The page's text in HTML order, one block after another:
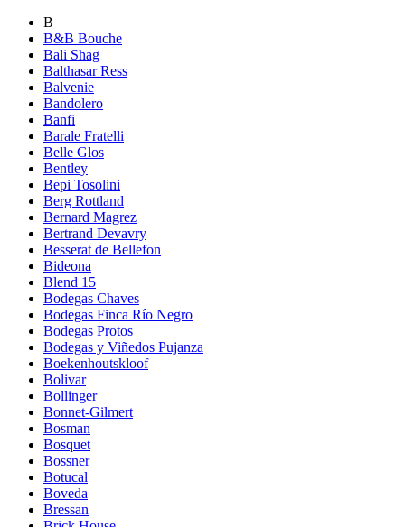
B
B&B Bouche
Bali Shag
Balthasar Ress
Balvenie
Bandolero
Banfi
Barale Fratelli
Belle Glos
Bentley
Bepi Tosolini
Berg Rottland
Bernard Magrez
Bertrand Devavry
Besserat de Bellefon
Bideona
Blend 15
Bodegas Chaves
Bodegas Finca Río Negro
Bodegas Protos
Bodegas y Viñedos Pujanza
Boekenhoutskloof
Bolivar
Bollinger
Bonnet-Gilmert
Bosman
Bosquet
Bossner
Botucal
Boveda
Bressan